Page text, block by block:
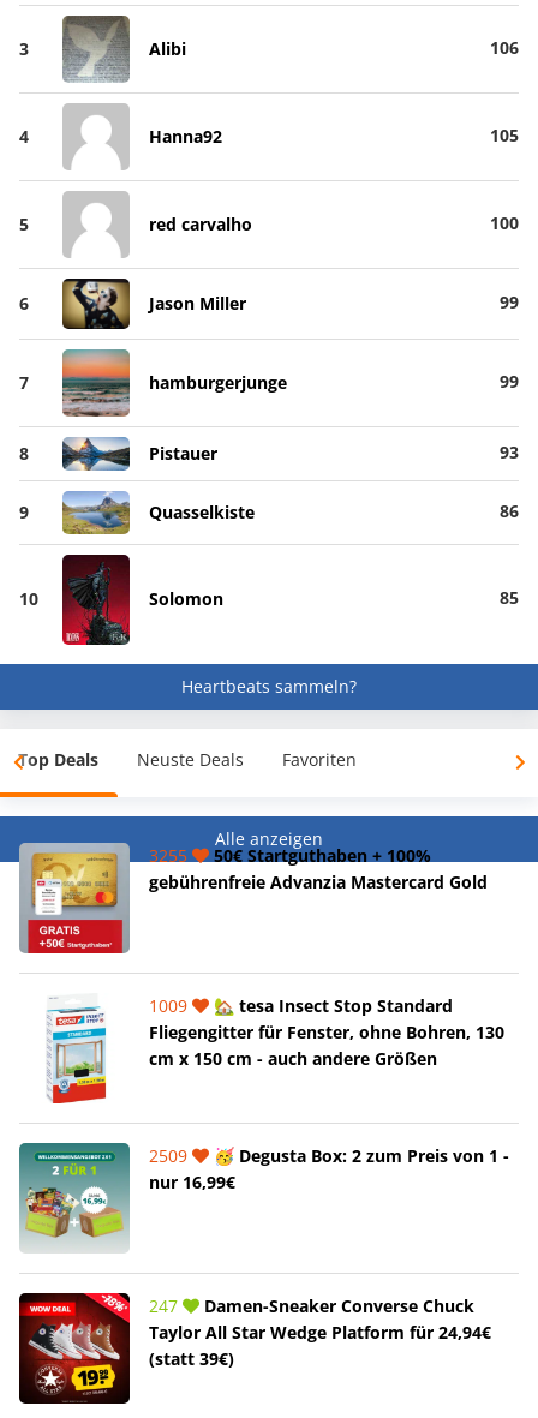
3 Alibi 106
4 Hanna92 105
5 red carvalho 100
6 Jason Miller 99
7 hamburgerjunge 99
8 Pistauer 93
9 Quasselkiste 86
10 Solomon 85
Heartbeats sammeln?
Top Deals Neuste Deals Favoriten
Alle anzeigen
3255
50€ Startguthaben + 100%
gebührenfreie Advanzia Mastercard Gold
1009
🏡 tesa Insect Stop Standard
Fliegengitter für Fenster, ohne Bohren, 130
cm x 150 cm - auch andere Größen
2509
🥳 Degusta Box: 2 zum Preis von 1 -
nur 16,99€
247
Damen-Sneaker Converse Chuck
Taylor All Star Wedge Platform für 24,94€
(statt 39€)